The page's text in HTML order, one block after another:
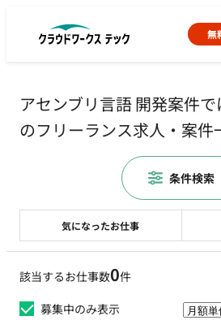
無
アセンブリ言語 開発案件
のフリーランス求人・案件
該当するお仕事数0件
募集中のみ表示
気になったお仕事
条件検索